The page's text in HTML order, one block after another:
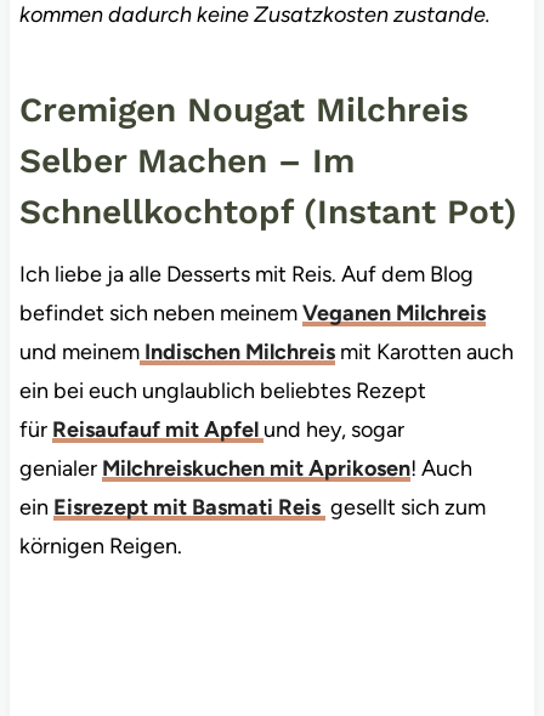
kommen dadurch keine Zusatzkosten zustande.
Cremigen Nougat Milchreis
Selber Machen – Im
Schnellkochtopf (Instant Pot)
Ich liebe ja alle Desserts mit Reis. Auf dem Blog
befindet sich neben meinemVeganen Milchreis
und meinemIndischen Milchreismit Karotten auch
ein bei euch unglaublich beliebtes Rezept
für Reisaufauf mit Apfel und hey, sogar
genialer Milchreiskuchen mit Aprikosen! Auch
ein Eisrezept mit Basmati Reis gesellt sich zum
körnigen Reigen.